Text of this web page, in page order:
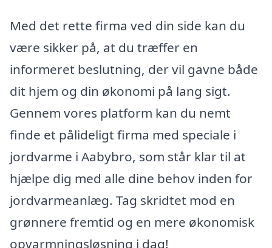
Med det rette firma ved din side kan du
være sikker på, at du træffer en
informeret beslutning, der vil gavne både
dit hjem og din økonomi på lang sigt.
Gennem vores platform kan du nemt
finde et pålideligt firma med speciale i
jordvarme i Aabybro, som står klar til at
hjælpe dig med alle dine behov inden for
jordvarmeanlæg. Tag skridtet mod en
grønnere fremtid og en mere økonomisk
opvarmningsløsning i dag!